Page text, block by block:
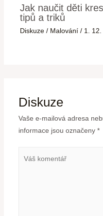
Jak naučit děti
tipů a triků
Diskuze / Malování / 1.
Diskuze
Vaše e-mailová adresa
informace jsou označeny *